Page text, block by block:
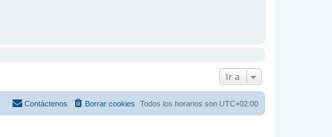
Ir a
Todos los horarios son UTC+02:00
Borrar cookies
Contáctenos